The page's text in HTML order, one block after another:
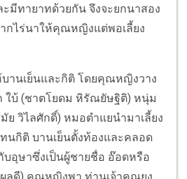
มีทายาทด้วยกัน จึงจะยกนาสอง
กไร่นาให้คุณหญิงแต่พอเลี้ยง
านเย็นและกิติ โดยคุณหญิงวาง
ใบ้ (ชาตโยดม หิรัณยัษฐิติ) หนุ่ม
ย วิไลศักดิ์) หมอตำแยนำมาเลี้ยง
นกิติ บานเย็นตั้งท้องและคลอด
อุษาซึ่งเป็นผู้ชายชื่อ อ๊อดหรือ